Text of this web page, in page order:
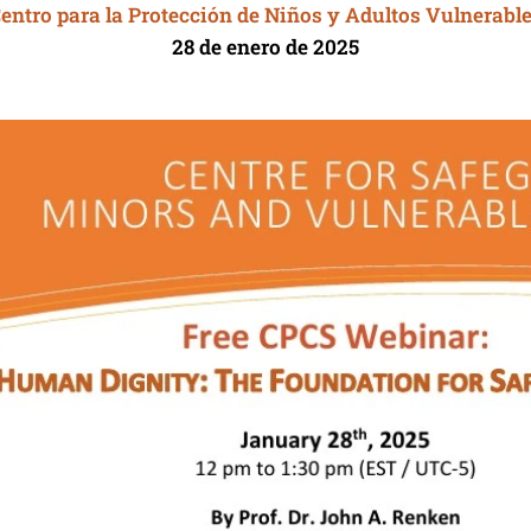
para la Protección de Niños y Adultos
28 de enero de 2025